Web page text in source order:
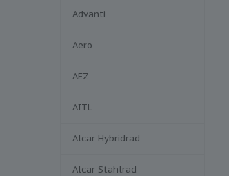
Advanti
Aero
AEZ
AITL
Alcar Hybridrad
Alcar Stahlrad